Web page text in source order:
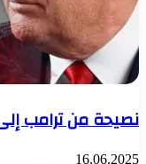
نصيحة من ترامب إلى
16.06.2025